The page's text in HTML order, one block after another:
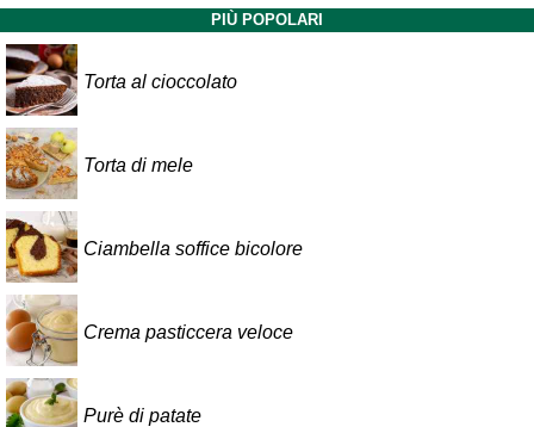
PIÙ POPOLARI
Torta al cioccolato
Torta di mele
Ciambella soffice bicolore
Crema pasticcera veloce
Purè di patate